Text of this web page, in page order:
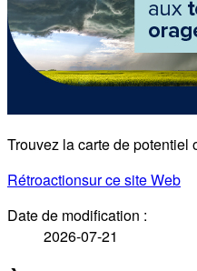
Trouvez la carte de potentiel
Rétroactionsur ce site Web
Date de modification :
2026-07-21